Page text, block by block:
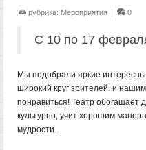
рубрика: Мероприятия | 0
С 10 по 17
Мы подобрали яркие
широкий круг зрителей, и
понравиться! Театр обогащает
культурно, учит хорошим
мудрости.